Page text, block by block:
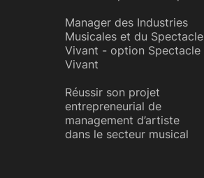
Manager des Industries
Musicales et du Spectacle
Vivant - option Spectacle
Vivant
Réussir son projet
entrepreneurial de
management d’artiste
dans le secteur musical